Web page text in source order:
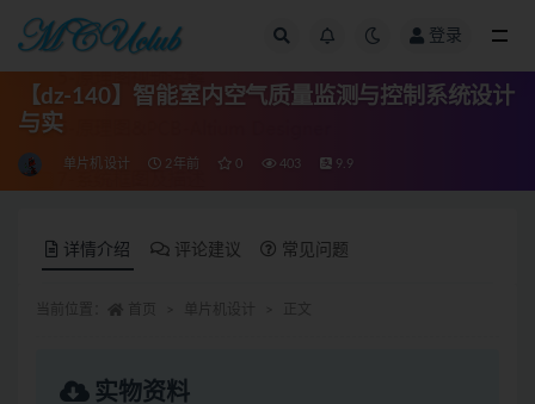
登录
【dz-140】智能室内空气质量监测与控制系统设计
与实
单片机设计 2年前 0 403 9.9
详情介绍 评论建议 常见问题
实物资料